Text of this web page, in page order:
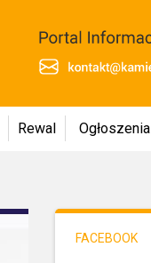
Rewal Ogłoszenia
FACEBOOK